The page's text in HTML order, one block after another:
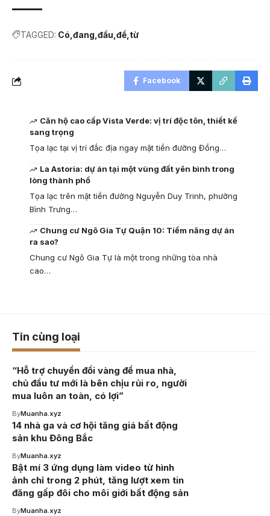
TAGGED: Có đang đầu để từ
Facebook
Căn hộ cao cấp Vista Verde: vị trí độc tôn, thiết kế
sang trọng
Tọa lạc tại vị trí đắc địa ngay mặt tiền đường Đồng…
La Astoria: dự án tại một vùng đất yên bình trong
lòng thành phố
Tọa lạc trên mặt tiền đường Nguyễn Duy Trinh, phường
Bình Trưng…
Chung cư Ngô Gia Tự Quận 10: Tiềm năng dự án
ra sao?
Chung cư Ngô Gia Tự là một trong những tòa nhà
cao…
Tin cùng loại
“Hỗ trợ chuyển đổi vàng để mua nhà,
chủ đầu tư mới là bên chịu rủi ro, người
mua luôn an toàn, có lợi”
ByMuanha.xyz
14 nhà ga và cơ hội tăng giá bất động
sản khu Đông Bắc
ByMuanha.xyz
Bật mí 3 ứng dụng làm video từ hình
ảnh chỉ trong 2 phút, tăng lượt xem tin
đăng gấp đôi cho môi giới bất động sản
ByMuanha.xyz